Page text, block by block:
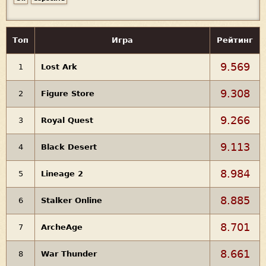
Топ Игра Рейтинг
1 Lost Ark 9.569
2 Figure Store 9.308
3 Royal Quest 9.266
4 Black Desert 9.113
5 Lineage 2 8.984
6 Stalker Online 8.885
7 ArcheAge 8.701
8 War Thunder 8.661